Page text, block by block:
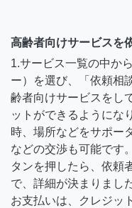
高齢者向けサービスを
1.サービス一覧の中か
ー）を選び、「依頼相
齢者向けサービスをし
ットができるようにな
時、場所などをサポー
などの交渉も可能です
タンを押したら、依頼
で、詳細が決まりまし
お支払いは、クレジッ